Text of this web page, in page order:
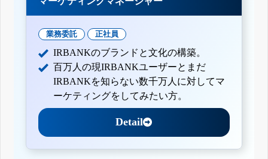
業務委託 正社員
IRBANKのブランドと文化の構築。
百万人の現IRBANKユーザーとまだ
IRBANKを知らない数千万人に対してマ
ーケティングをしてみたい方。
Detail